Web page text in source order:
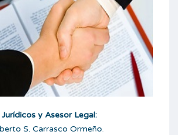
y Asesor Legal:
S. Carrasco Ormeño.